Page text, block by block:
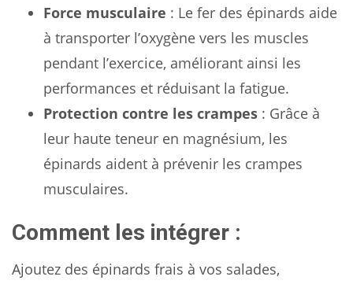
Force musculaire : Le fer des épinards aide
à transporter l’oxygène vers les muscles
pendant l’exercice, améliorant ainsi les
performances et réduisant la fatigue.
Protection contre les crampes : Grâce à
leur haute teneur en magnésium, les
épinards aident à prévenir les crampes
musculaires.
Comment les intégrer :
Ajoutez des épinards frais à vos salades,